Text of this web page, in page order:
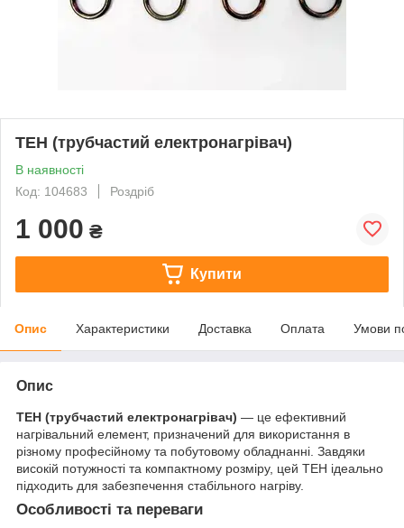
ТЕН (трубчастий електронагрівач)
В наявності
Код: 104683
Роздріб
1 000 ₴
Купити
Опис Характеристики Доставка Оплата Умови
Опис
ТЕН (трубчастий електронагрівач) — це ефективний
нагрівальний елемент, призначений для використання в
різному професійному та побутовому обладнанні. Завдяки
високій потужності та компактному розміру, цей ТЕН ідеально
підходить для забезпечення стабільного нагріву.
Особливості та переваги